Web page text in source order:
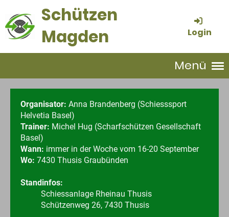
Schützen
Magden
Login
Menü
Organisator: Anna Brandenberg (Schiesssport
Helvetia Basel)
Trainer: Michel Hug (Scharfschützen Gesellschaft
Basel)
Wann: immer in der Woche vom 16-20 September
Wo: 7430 Thusis Graubünden
Standinfos:
Schiessanlage Rheinau Thusis
Schützenweg 26, 7430 Thusis